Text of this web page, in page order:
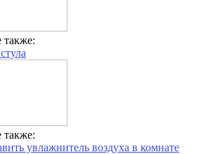
также:
также:
увлажнитель воздуха в комнате